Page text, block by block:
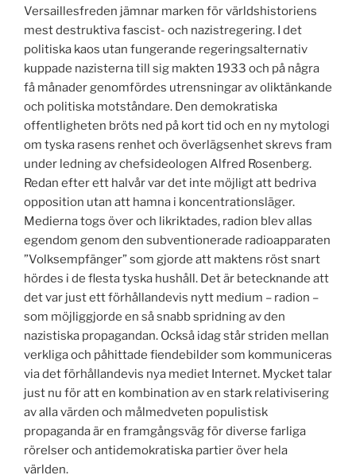
Versaillesfreden jämnar marken för världshistoriens
mest destruktiva fascist- och nazistregering. I det
politiska kaos utan fungerande regeringsalternativ
kuppade nazisterna till sig makten 1933 och på några
få månader genomfördes utrensningar av oliktänkande
och politiska motståndare. Den demokratiska
offentligheten bröts ned på kort tid och en ny mytologi
om tyska rasens renhet och överlägsenhet skrevs fram
under ledning av chefsideologen Alfred Rosenberg.
Redan efter ett halvår var det inte möjligt att bedriva
opposition utan att hamna i koncentrationsläger.
Medierna togs över och likriktades, radion blev allas
egendom genom den subventionerade radioapparaten
”Volksempfänger” som gjorde att maktens röst snart
hördes i de flesta tyska hushåll. Det är betecknande att
det var just ett förhållandevis nytt medium – radion –
som möjliggjorde en så snabb spridning av den
nazistiska propagandan. Också idag står striden mellan
verkliga och påhittade fiendebilder som kommuniceras
via det förhållandevis nya mediet Internet. Mycket talar
just nu för att en kombination av en stark relativisering
av alla värden och målmedveten populistisk
propaganda är en framgångsväg för diverse farliga
rörelser och antidemokratiska partier över hela
världen.